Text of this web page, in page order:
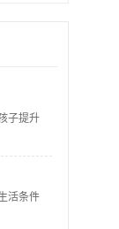
子提升
活条件